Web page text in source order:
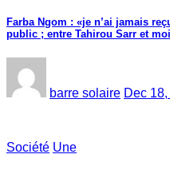
Farba Ngom : «je n’ai jamais
public ; entre Tahirou Sarr et
barre solaire Dec
Société Une